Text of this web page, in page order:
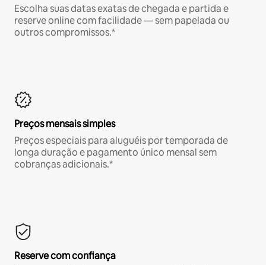
Escolha suas datas exatas de chegada e partida e
reserve online com facilidade — sem papelada ou
outros compromissos.*
Preços mensais simples
Preços especiais para aluguéis por temporada de
longa duração e pagamento único mensal sem
cobranças adicionais.*
Reserve com confiança